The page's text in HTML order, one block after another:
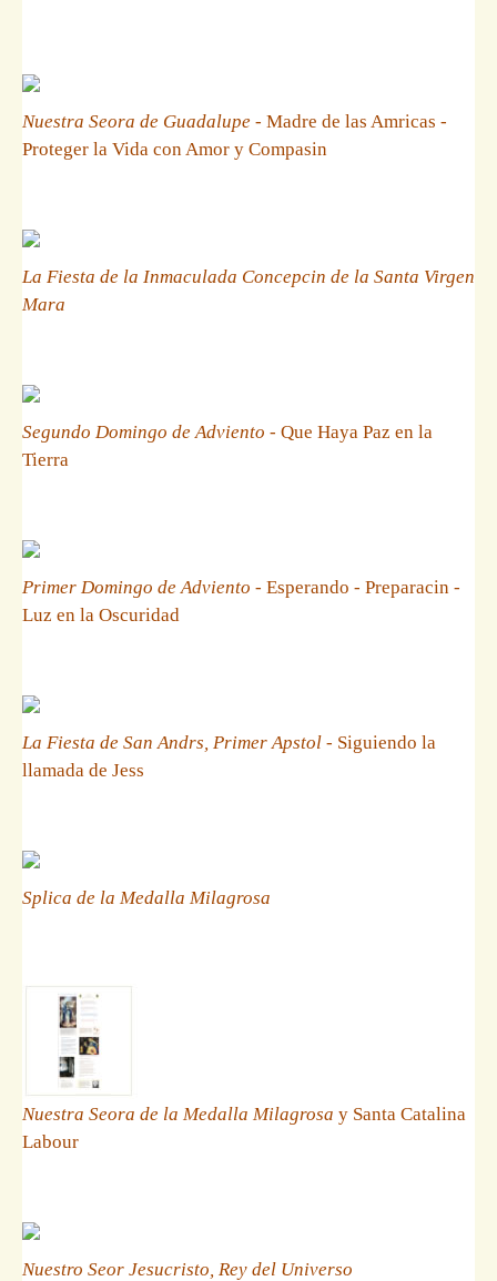
Nuestra Seora de Guadalupe - Madre de las Amricas -
Proteger la Vida con Amor y Compasin
La Fiesta de la Inmaculada Concepcin de la Santa Virgen
Mara
Segundo Domingo de Adviento - Que Haya Paz en la
Tierra
Primer Domingo de Adviento - Esperando - Preparacin -
Luz en la Oscuridad
La Fiesta de San Andrs, Primer Apstol - Siguiendo la
llamada de Jess
Splica de la Medalla Milagrosa
Nuestra Seora de la Medalla Milagrosa y Santa Catalina
Labour
Nuestro Seor Jesucristo, Rey del Universo